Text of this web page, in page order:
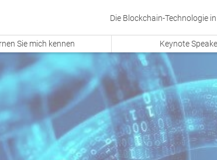
Die Blockchain-Technologie
Sie mich kennen Keynote